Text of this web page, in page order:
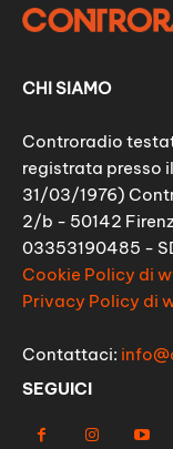
CHI SIAMO
Controradio
registrata presso
31/03/1976)
2/b - 50142
03353190485 -
Cookie Policy di
Privacy Policy di
Contattaci:
SEGUICI